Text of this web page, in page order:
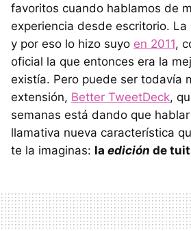
favoritos cuando hablamos de
experiencia desde escritorio.
y por eso lo hizo suyo en 2011,
oficial la que entonces era la
existía. Pero puede ser todavía
extensión, Better TweetDeck,
semanas está dando que
llamativa nueva característica
te la imaginas: la edición de